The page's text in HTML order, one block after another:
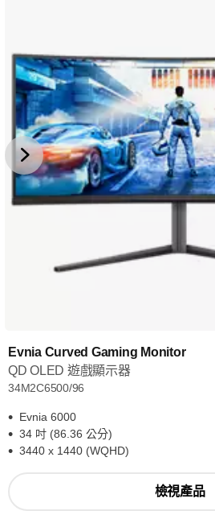
Evnia Curved Gaming Monitor
QD OLED 遊戲顯示器
34M2C6500/96
Evnia 6000
34 吋 (86.36 公分)
3440 x 1440 (WQHD)
檢視產品